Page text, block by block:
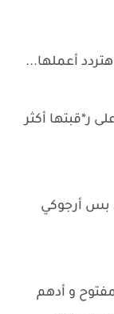
أعملها...
ر*قبتها أكثر
بس أرجوكي
و أدهم